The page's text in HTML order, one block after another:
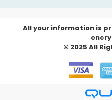
All your information is
© 2025 All